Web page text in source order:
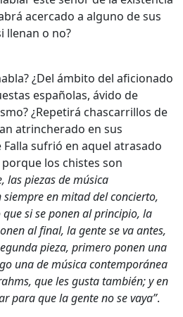
acercado a alguno de sus
llenan o no?
¿Del ámbito del aficionado
españolas, ávido de
¿Repetirá chascarrillos de
atrincherado en sus
sufrió en aquel atrasado
los chistes son
las piezas de música
en mitad del concierto,
si se ponen al principio, la
al final, la gente se va antes,
pieza, primero ponen una
una de música contemporánea
que les gusta también; y en
para que la gente no se vaya”.